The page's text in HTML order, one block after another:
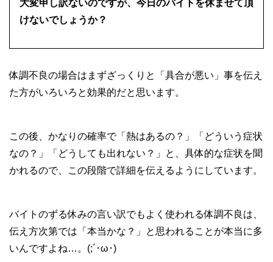
大変申し訳ないのですが、今日のバイトを休ませて頂
けないでしょうか？
体調不良の場合はまずざっくりと「具合が悪い」事を伝え
た方がいろいろと効果的だと思います。
この後、かなりの確率で「熱はあるの？」「どういう症状
なの？」「どうしても出れない？」と、具体的な症状を聞
かれるので、この段階で詳細を伝えるようにしています。
バイトのずる休みの言い訳でもよく使われる体調不良は、
伝え方次第では「本当かな？」と思われることが本当に多
いんですよね…。(;´･ω･)